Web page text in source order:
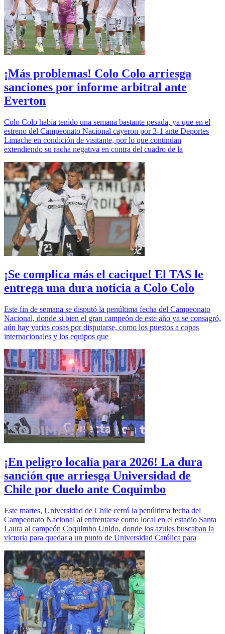
¡Más problemas! Colo Colo arriesga
sanciones por informe arbitral ante
Everton
Colo Colo había tenido una semana bastante pesada, ya que en el
estreno del Campeonato Nacional cayeron por 3-1 ante Deportes
Limache en condición de visitante, por lo que continúan
extendiendo su racha negativa en contra del cuadro de la
¡Se complica más el cacique! El TAS le
entrega una dura noticia a Colo Colo
Este fin de semana se disputó la penúltima fecha del Campeonato
Nacional, donde si bien el gran campeón de este año ya se consagró,
aún hay varias cosas por disputarse, como los puestos a copas
internacionales y los equipos que
¡En peligro localía para 2026! La dura
sanción que arriesga Universidad de
Chile por duelo ante Coquimbo
Este martes, Universidad de Chile cerró la penúltima fecha del
Campeonato Nacional al enfrentarse como local en el estadio Santa
Laura al campeón Coquimbo Unido, donde los azules buscaban la
victoria para quedar a un punto de Universidad Católica para